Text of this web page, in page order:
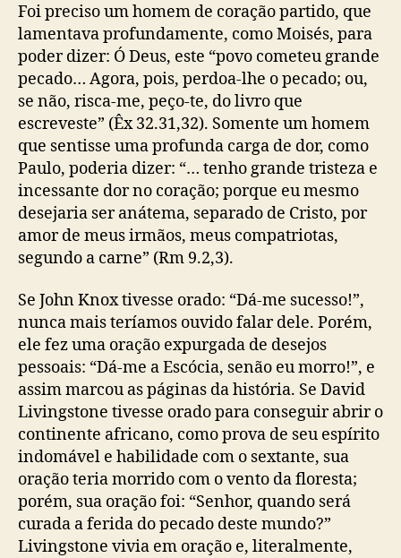
Foi preciso um homem de coração partido, que
lamentava profundamente, como Moisés, para
poder dizer: Ó Deus, este “povo cometeu grande
pecado… Agora, pois, perdoa-lhe o pecado; ou,
se não, risca-me, peço-te, do livro que
escreveste” (Êx 32.31,32). Somente um homem
que sentisse uma profunda carga de dor, como
Paulo, poderia dizer: “… tenho grande tristeza e
incessante dor no coração; porque eu mesmo
desejaria ser anátema, separado de Cristo, por
amor de meus irmãos, meus compatriotas,
segundo a carne” (Rm 9.2,3).
Se John Knox tivesse orado: “Dá-me sucesso!”,
nunca mais teríamos ouvido falar dele. Porém,
ele fez uma oração expurgada de desejos
pessoais: “Dá-me a Escócia, senão eu morro!”, e
assim marcou as páginas da história. Se David
Livingstone tivesse orado para conseguir abrir o
continente africano, como prova de seu espírito
indomável e habilidade com o sextante, sua
oração teria morrido com o vento da floresta;
porém, sua oração foi: “Senhor, quando será
curada a ferida do pecado deste mundo?”
Livingstone vivia em oração e, literalmente,